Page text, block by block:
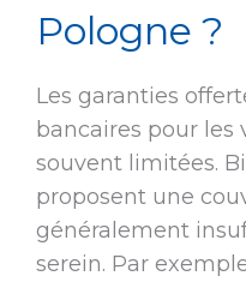
Pologne ?
Les garanties
bancaires pour les
souvent limitées.
proposent une
généralement
serein. Par